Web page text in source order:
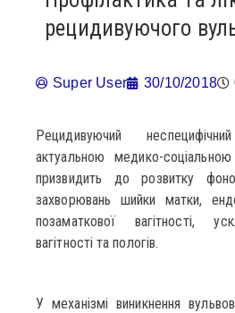
рецидивуючого
Super User 30/10/2018
Рецидивуючий
актуальною медико-
призвидить до розвитку
захворювань шийки матки,
позаматкової вагітності,
вагітності та пологів.
У механізмі виникнення